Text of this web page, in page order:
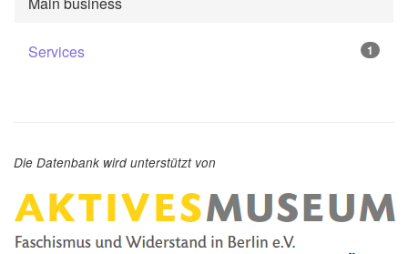
Services 1
Die Datenbank wird unterstützt von